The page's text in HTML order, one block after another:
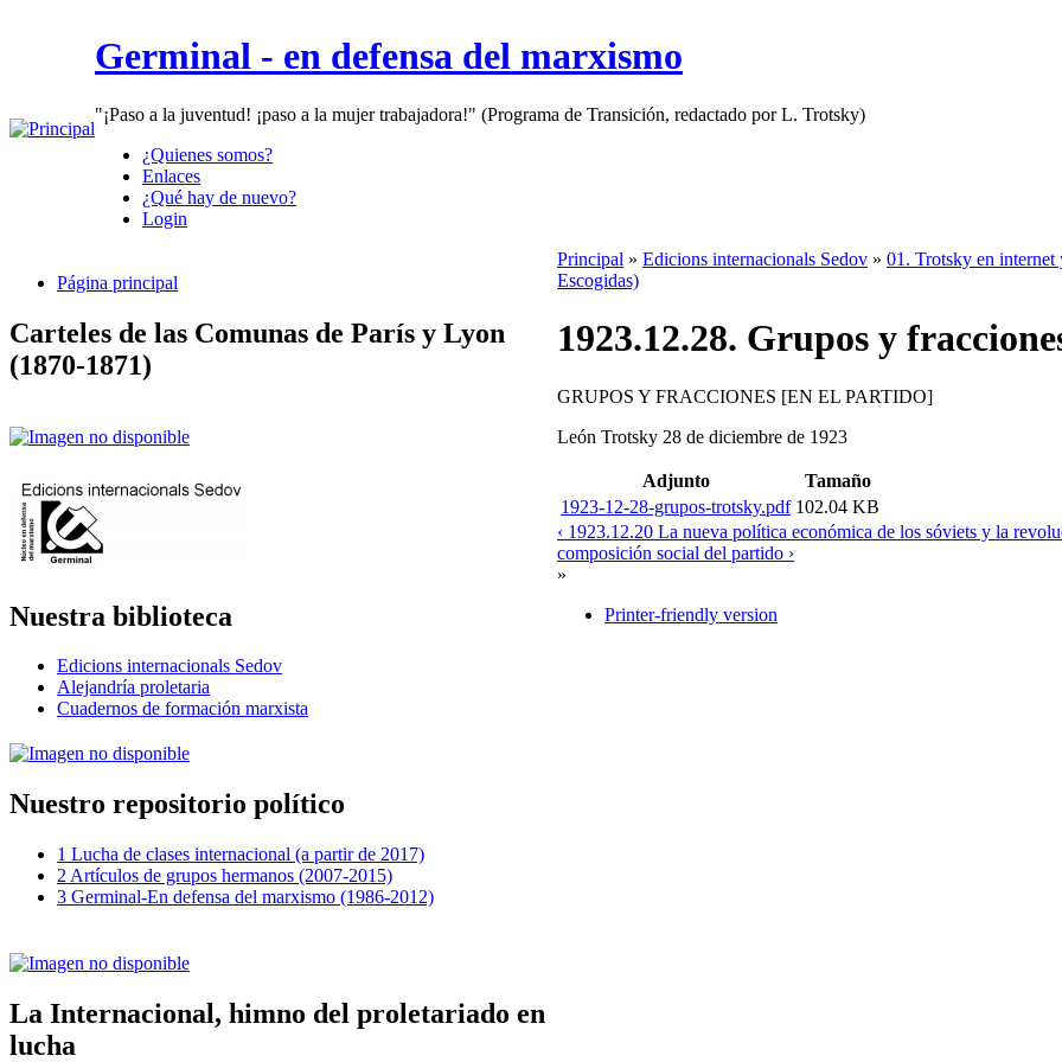
Germinal - en defensa del marxismo
"¡Paso a la juventud! ¡paso a la mujer trabajadora!" (Programa de Transición, redactado por L. Trotsky)
¿Quienes somos?
Enlaces
¿Qué hay de nuevo?
Login
Página principal
Carteles de las Comunas de París y Lyon
(1870-1871)
Nuestra biblioteca
Edicions internacionals Sedov
Alejandría proletaria
Cuadernos de formación marxista
Nuestro repositorio político
1 Lucha de clases internacional (a partir de 2017)
2 Artículos de grupos hermanos (2007-2015)
3 Germinal-En defensa del marxismo (1986-2012)
La Internacional, himno del proletariado en
lucha
Principal » Edicions internacionals Sedov » 01. Trotsky en internet
Escogidas)
1923.12.28. Grupos y
GRUPOS Y FRACCIONES [EN EL PARTIDO]
León Trotsky 28 de diciembre de 1923
Adjunto
Tamaño
1923-12-28-grupos-trotsky.pdf 102.04 KB
‹ 1923.12.20 La nueva política económica de los sóviets y la
composición social del partido ›
»
Printer-friendly version